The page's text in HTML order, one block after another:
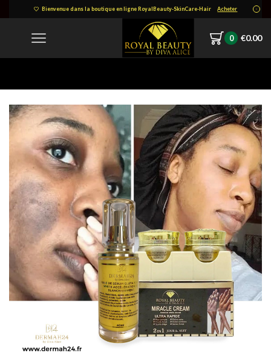
Bienvenue dans la boutique en ligne RoyalBeauty-SkinCare-Hair Acheter
0 €0.00